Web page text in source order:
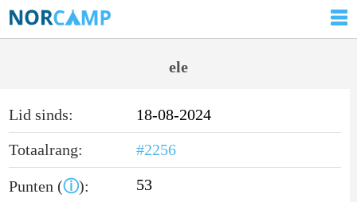
ele
Lid sinds:
18-08-2024
Totaalrang:
#2256
Punten (ⓘ): 53